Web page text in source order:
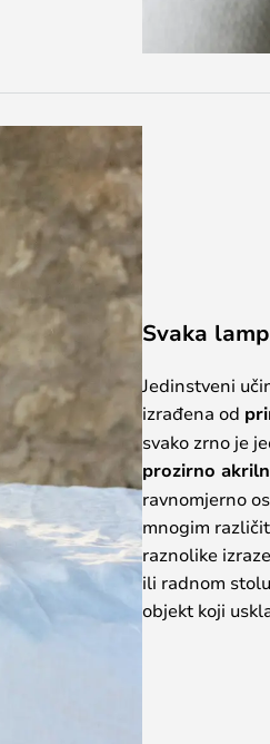
Svaka
Jedinstveni
izrađena od
svako zrno je
prozirno
ravnomjerno
mnogim
raznolike
ili radnom
objekt koji